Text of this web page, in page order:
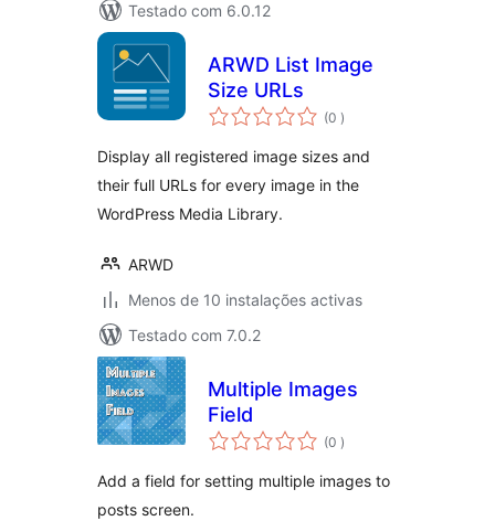
Testado com 6.0.12
ARWD List Image
Size URLs
(0 classificações
)
Display all registered image sizes and
their full URLs for every image in the
WordPress Media Library.
ARWD
Menos de 10 instalações activas
Testado com 7.0.2
Multiple Images
Field
(0 classificações
)
Add a field for setting multiple images to
posts screen.